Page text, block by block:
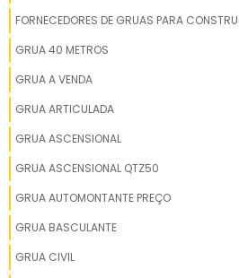
FORNECEDORES DE GRUAS PARA
GRUA 40 METROS
GRUA A VENDA
GRUA ARTICULADA
GRUA ASCENSIONAL
GRUA ASCENSIONAL QTZ50
GRUA AUTOMONTANTE PREÇO
GRUA BASCULANTE
GRUA CIVIL